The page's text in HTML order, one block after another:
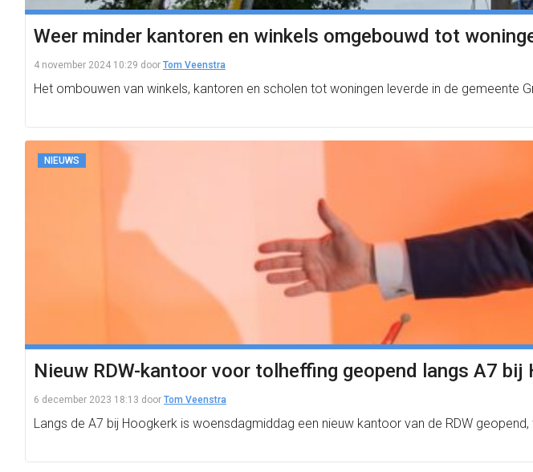
Weer minder kantoren en winkels omgebouwd tot
4 november 2024 10:29 door Tom Veenstra
Het ombouwen van winkels, kantoren en scholen tot woningen leverde in de gemeente
NIEUWS
Nieuw RDW-kantoor voor tolheffing geopend langs A7 bij
6 december 2023 18:13 door Tom Veenstra
Langs de A7 bij Hoogkerk is woensdagmiddag een nieuw kantoor van de RDW